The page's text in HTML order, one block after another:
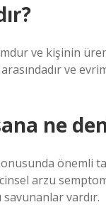
ve kişinin
ve
ne
önemli
arzu
vardır.